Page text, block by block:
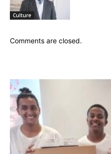
Culture
Comments are closed.